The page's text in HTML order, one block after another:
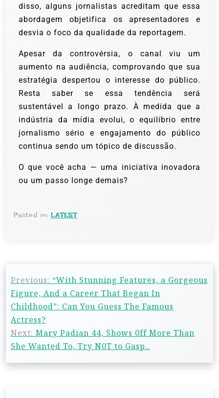
disso, alguns jornalistas acreditam que essa
abordagem objetifica os apresentadores e
desvia o foco da qualidade da reportagem.
Apesar da controvérsia, o canal viu um
aumento na audiência, comprovando que sua
estratégia despertou o interesse do público.
Resta saber se essa tendência será
sustentável a longo prazo. À medida que a
indústria da mídia evolui, o equilíbrio entre
jornalismo sério e engajamento do público
continua sendo um tópico de discussão.
O que você acha — uma iniciativa inovadora
ou um passo longe demais?
Posted in: LATEST
Previous: “With Stunning Features, a Gorgeous
Figure, And a Career That Began In
Childhood”: Can You Guess The Famous
Actress?
Next: Mary Padian 44, Shows 0ff More Than
She Wanted To, Try N0T to Gasp..